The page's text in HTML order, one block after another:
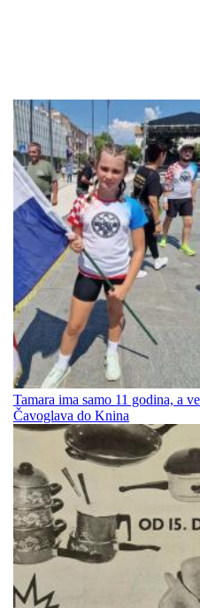
Tamara ima samo 11 godina, a
Čavoglava do Knina